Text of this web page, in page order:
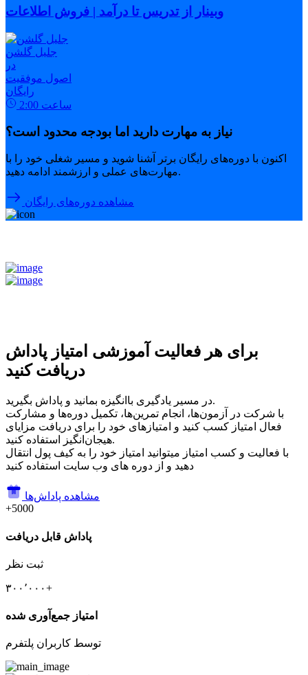
وبینار از تدریس تا درآمد | فروش اطلاعات
جلیل گلشن
در
اصول موفقیت
رایگان
2:00 ساعت
نیاز به مهارت دارید اما بودجه محدود است؟
اکنون با دوره‌های رایگان برتر آشنا شوید و مسیر شغلی خود را با
مهارت‌های عملی و ارزشمند ادامه دهید.
مشاهده دوره‌های رایگان
برای هر فعالیت آموزشی امتیاز پاداش
دریافت کنید
در مسیر یادگیری باانگیزه بمانید و پاداش بگیرید.
با شرکت در آزمون‌ها، انجام تمرین‌ها، تکمیل دوره‌ها و مشارکت
فعال امتیاز کسب کنید و امتیازهای خود را برای دریافت مزایای
هیجان‌انگیز استفاده کنید.
با فعالیت و کسب امتیاز میتوانید امتیاز خود را به کیف پول انتقال
دهید و از دوره های وب سایت استفاده کنید
مشاهده پاداش‌ها
+5000
پاداش قابل دریافت
ثبت نظر
۳۰۰٬۰۰۰+
امتیاز جمع‌آوری شده
توسط کاربران پلتفرم